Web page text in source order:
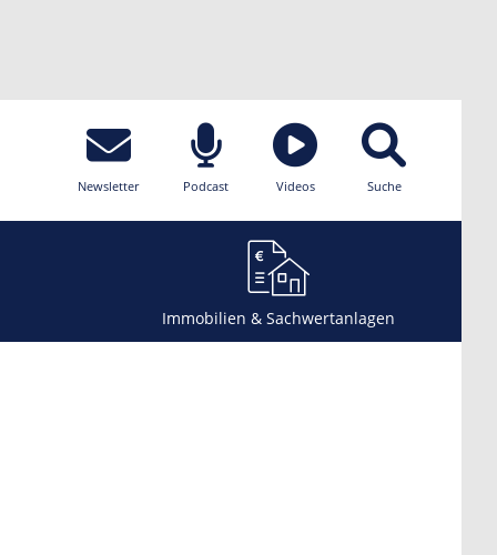
Newsletter Podcast Videos Suche
Immobilien & Sachwertanlagen